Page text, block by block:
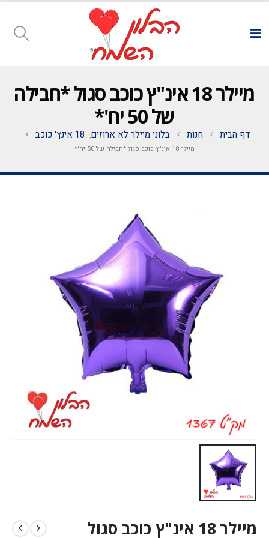
מיילר 18 אינ"ץ כוכב סגול *חבילה
של 50 יח'*
דף הבית חנות בלוני מיילר לא ארוזים, 18 אינץ' כוכב
מיילר 18 אינ"ץ כוכב סגול *חבילה של 50 יח'*
מיילר 18 אינ"ץ כוכב סגול